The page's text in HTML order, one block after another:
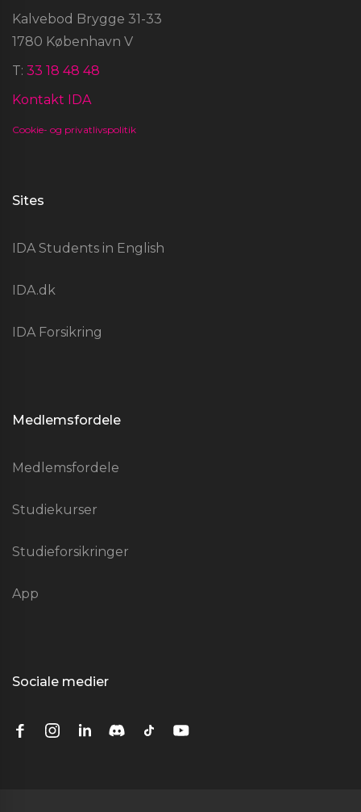
Kalvebod Brygge 31-33
1780 København V
T: 33 18 48 48
Kontakt IDA
Cookie- og privatlivspolitik
Sites
IDA Students in English
IDA.dk
IDA Forsikring
Medlemsfordele
Medlemsfordele
Studiekurser
Studieforsikringer
App
Sociale medier